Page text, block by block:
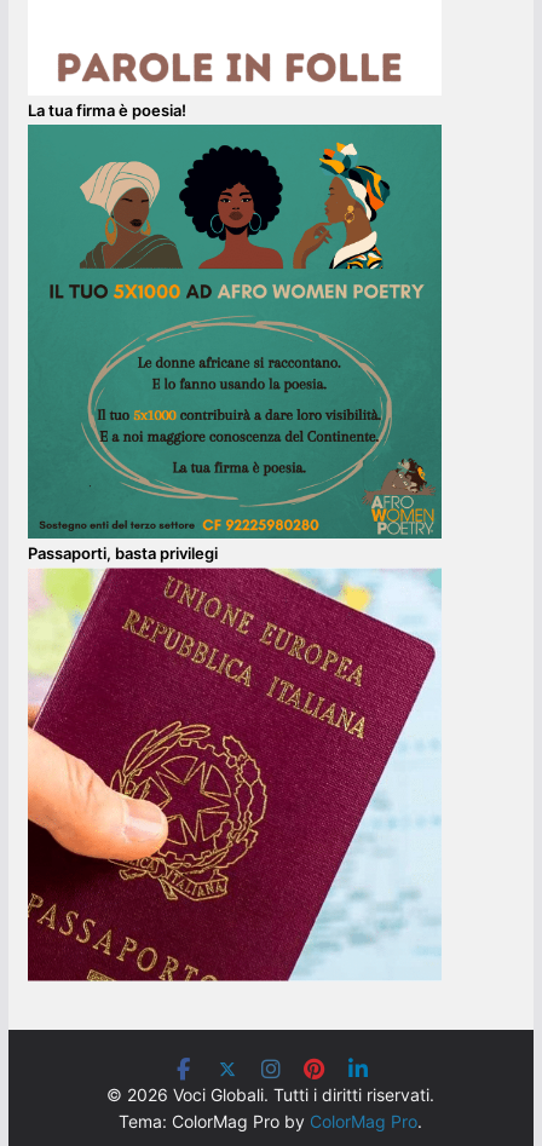
La tua firma è poesia!
Passaporti, basta privilegi
© 2026 Voci Globali. Tutti i diritti riservati.
Tema: ColorMag Pro by ColorMag Pro.